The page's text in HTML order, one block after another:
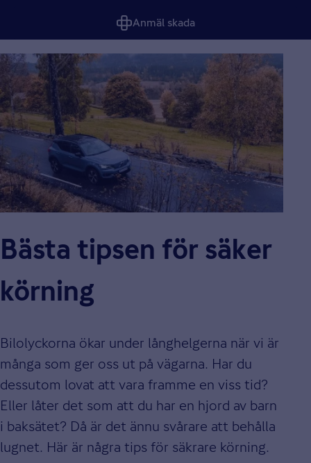
Anmäl skada
Bästa tipsen för säker
körning
Bilolyckorna ökar under långhelgerna när vi är
många som ger oss ut på vägarna. Har du
dessutom lovat att vara framme en viss tid?
Eller låter det som att du har en hjord av barn
i baksätet? Då är det ännu svårare att behålla
lugnet. Här är några tips för säkrare körning.